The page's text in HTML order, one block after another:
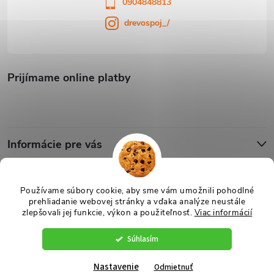
Používame súbory cookie, aby sme vám umožnili pohodlné
prehliadanie webovej stránky a vďaka analýze neustále
zlepšovali jej funkcie, výkon a použiteľnosť. Viac informácií
Súhlasím
Nastavenie Odmietnuť
Prijímame online platby
0904848813
drevospoj_/
Informácie pre vás
Vytvoril Shoptet
cookies